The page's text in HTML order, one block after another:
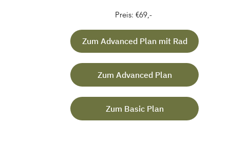
Zum Advanced Plan mit Rad
Preis: €69,-
Zum Basic Plan
Zum Advanced Plan